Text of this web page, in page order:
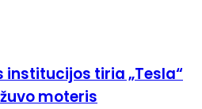
institucijos tiria „Tesla“
moteris